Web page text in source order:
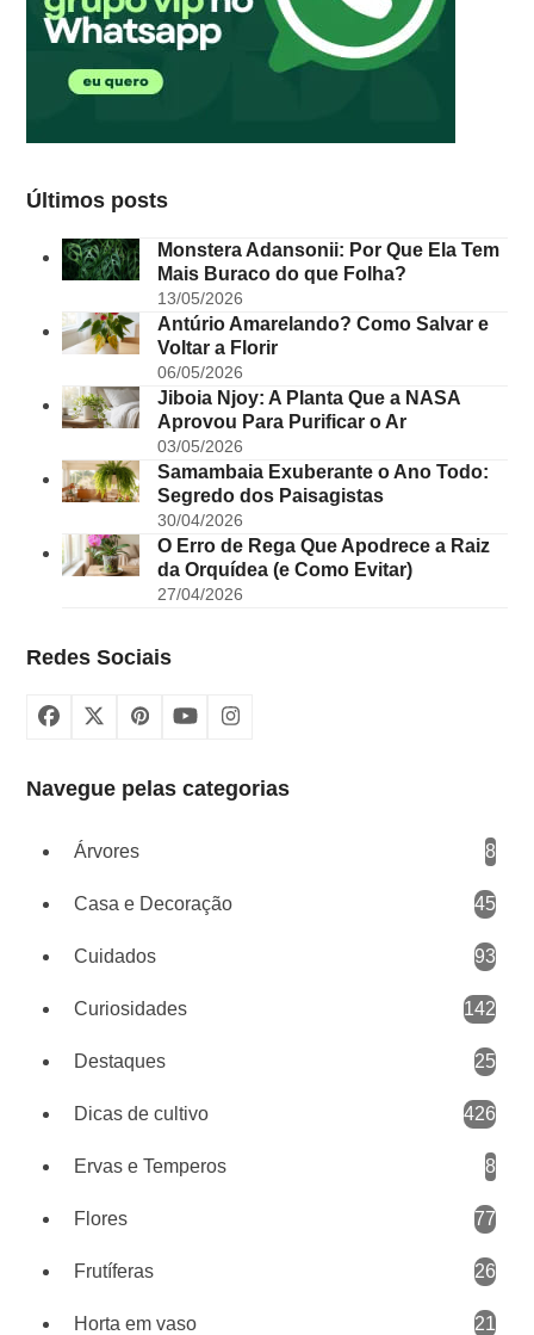
Últimos posts
Monstera Adansonii: Por Que Ela Tem
Mais Buraco do que Folha?
13/05/2026
Antúrio Amarelando? Como Salvar e
Voltar a Florir
06/05/2026
Jiboia Njoy: A Planta Que a NASA
Aprovou Para Purificar o Ar
03/05/2026
Samambaia Exuberante o Ano Todo:
Segredo dos Paisagistas
30/04/2026
O Erro de Rega Que Apodrece a Raiz
da Orquídea (e Como Evitar)
27/04/2026
Redes Sociais
Facebook
X Pinterest
YouTubeInstagram
Navegue pelas categorias
Árvores 8
Casa e Decoração 45
Cuidados 93
Curiosidades 142
Destaques 25
Dicas de cultivo 426
Ervas e Temperos 8
Flores 77
Frutíferas 26
Horta em vaso 21